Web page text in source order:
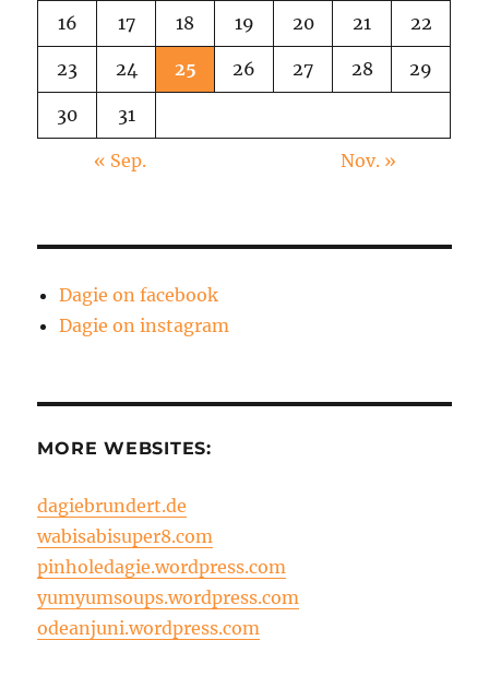
16 17 18 19 20 21 22
23 24 25 26 27 28 29
30 31
« Sep. Nov. »
Dagie on facebook
Dagie on instagram
MORE WEBSITES:
dagiebrundert.de
wabisabisuper8.com
pinholedagie.wordpress.com
yumyumsoups.wordpress.com
odeanjuni.wordpress.com